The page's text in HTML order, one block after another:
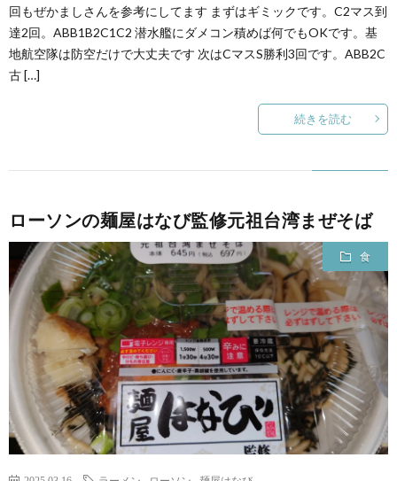
回もぜかましさんを参考にしてます まずはギミックです。C2マス到
達2回。ABB1B2C1C2 潜水艦にダメコン積めば何でもOKです。基
地航空隊は防空だけで大丈夫です 次はCマスS勝利3回です。ABB2C
古 […]
続きを読む
ローソンの麺屋はなび監修元祖台湾まぜそば
食